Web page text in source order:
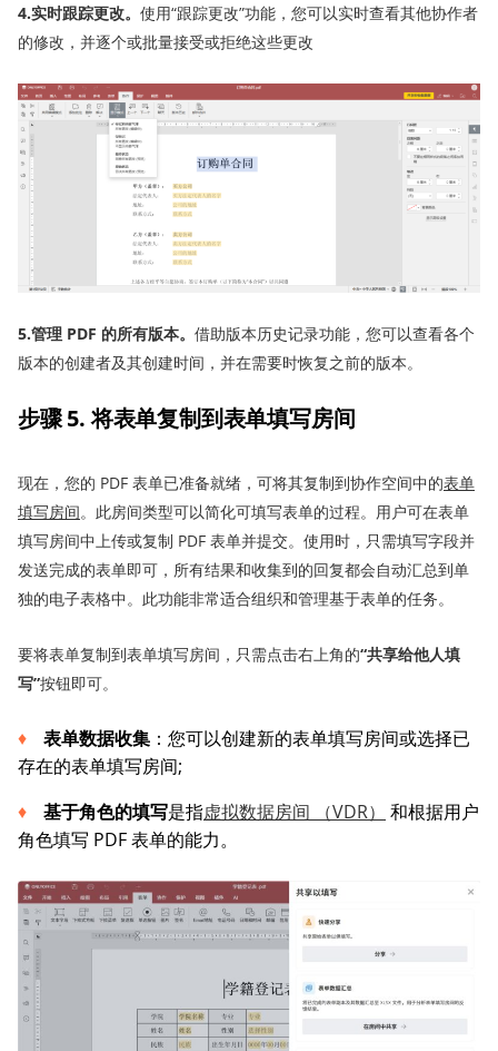
4.实时跟踪更改。 使用“跟踪更改”功能，您可以实时查看其他协作者
的修改，并逐个或批量接受或拒绝这些更改
5.管理 PDF 的所有版本。 借助版本历史记录功能，您可以查看各个
版本的创建者及其创建时间，并在需要时恢复之前的版本。
步骤 5. 将表单复制到表单填写房间
现在，您的 PDF 表单已准备就绪，可将其复制到协作空间中的表单
填写房间。此房间类型可以简化可填写表单的过程。用户可在表单
填写房间中上传或复制 PDF 表单并提交。使用时，只需填写字段并
发送完成的表单即可，所有结果和收集到的回复都会自动汇总到单
独的电子表格中。此功能非常适合组织和管理基于表单的任务。
要将表单复制到表单填写房间，只需点击右上角的“共享给他人填
写”按钮即可。
表单数据收集 ：您可以创建新的表单填写房间或选择已
存在的表单填写房间;
基于角色的填写是指虚拟数据房间 （VDR）
和根据用户
角色填写 PDF 表单的能力。